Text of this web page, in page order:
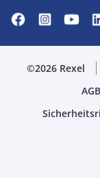
©2026 Rexel